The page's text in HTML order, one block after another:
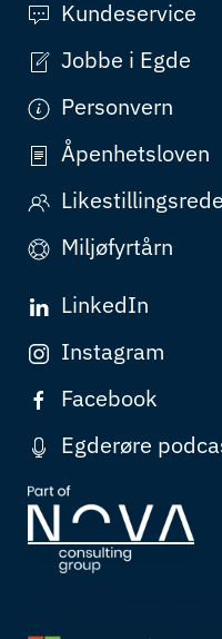
Kundeservice
Jobbe i Egde
Personvern
Åpenhetsloven
Miljøfyrtårn
LinkedIn
Instagram
Facebook
Egderøre